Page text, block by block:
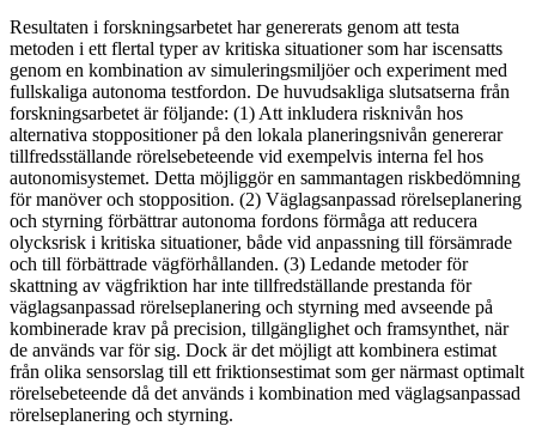
Resultaten i forskningsarbetet har genererats genom att testa
metoden i ett flertal typer av kritiska situationer som har iscensatts
genom en kombination av simuleringsmiljöer och experiment med
fullskaliga autonoma testfordon. De huvudsakliga slutsatserna från
forskningsarbetet är följande: (1) Att inkludera risknivån hos
alternativa stoppositioner på den lokala planeringsnivån genererar
tillfredsställande rörelsebeteende vid exempelvis interna fel hos
autonomisystemet. Detta möjliggör en sammantagen riskbedömning
för manöver och stopposition. (2) Väglagsanpassad rörelseplanering
och styrning förbättrar autonoma fordons förmåga att reducera
olycksrisk i kritiska situationer, både vid anpassning till försämrade
och till förbättrade vägförhållanden. (3) Ledande metoder för
skattning av vägfriktion har inte tillfredställande prestanda för
väglagsanpassad rörelseplanering och styrning med avseende på
kombinerade krav på precision, tillgänglighet och framsynthet, när
de används var för sig. Dock är det möjligt att kombinera estimat
från olika sensorslag till ett friktionsestimat som ger närmast optimalt
rörelsebeteende då det används i kombination med väglagsanpassad
rörelseplanering och styrning.